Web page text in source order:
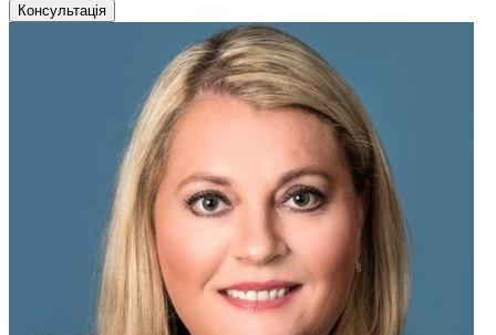
Консультація